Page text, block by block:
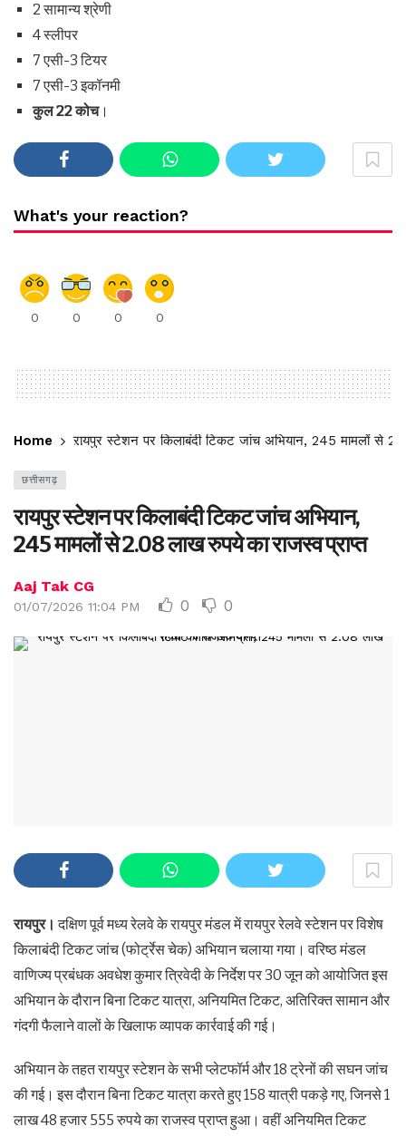
2 सामान्य श्रेणी
4 स्लीपर
7 एसी-3 टियर
7 एसी-3 इकॉनमी
कुल 22कोच।
What's your reaction?
0 0 0 0
Home रायपुर स्टेशन पर किलाबंदी टिकट जांच अभियान, 245 मामलों से
छत्तीसगढ़
रायपुर स्टेशन पर किलाबंदी टिकट जांच अभियान,
245 मामलों से 2.08 लाख रुपये का राजस्व प्राप्त
Aaj Tak CG
01/07/2026 11:04 PM 0 0
रायपुर।दक्षिण पूर्व मध्य रेलवे के रायपुर मंडल में रायपुर रेलवे स्टेशन पर विशेष
किलाबंदी टिकट जांच (फोर्ट्रेस चेक) अभियान चलाया गया। वरिष्ठ मंडल
वाणिज्य प्रबंधक अवधेश कुमार त्रिवेदी के निर्देश पर 30 जून को आयोजित इस
अभियान के दौरान बिना टिकट यात्रा, अनियमित टिकट, अतिरिक्त सामान और
गंदगी फैलाने वालों के खिलाफ व्यापक कार्रवाई की गई।
अभियान के तहत रायपुर स्टेशन के सभी प्लेटफॉर्म और 18 ट्रेनों की सघन जांच
की गई। इस दौरान बिना टिकट यात्रा करते हुए 158 यात्री पकड़े गए, जिनसे 1
लाख 48 हजार 555 रुपये का राजस्व प्राप्त हुआ। वहीं अनियमित टिकट